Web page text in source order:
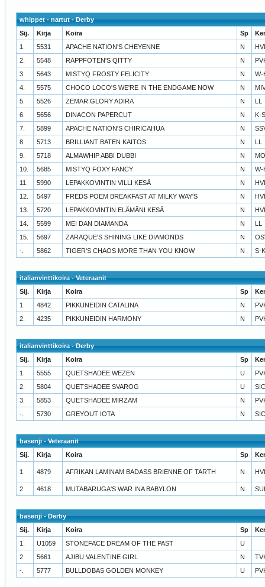
whippet - nartut - Derby
Sij.
Kirja Koira Sp
1.
5531 APACHE NATION'S CHEYENNE N
2.
5548 RAPPFOTEN'S QITTY N
3.
5643 MISTYQ FROSTY FELICITY N
W-
4.
5575 CHOCO LOCO'S WE'RE IN THE ENDGAME NOW N
5.
5526 ZEMAR GLORY ADIRA N
LL
6.
5656 DINACON PAPERCUT N
K-
7.
5899 APACHE NATION'S CHIRICAHUA N
8.
5713 BRILLIANT BATEN KAITOS N
LL
9.
5718 ALMAWHIP ABBI DUBBI N
10.
5685 MISTYQ FOXY FANCY N
W-
11.
5990 LEPAKKOVINTIN VILLI KESÄ N
12.
5497 FREDS POEM BREAKFAST AT MILKY WAY'S N
13.
5720 LEPAKKOVINTIN ELÄMÄNI KESÄ N
14.
5599 MEI DAN DIAMANDA N
LL
15.
5697 ZARAQUE'S SHINING LIKE DIAMONDS N
-.
5862 TIGER'S CHAOS MORE THAN YOU KNOW N S-
italianvinttikoira - Veteraanit
Sij.
Kirja Koira Sp
1.
4842 PIKKUNEIDIN CATALINA N
2.
4235 PIKKUNEIDIN HARMONY N
italianvinttikoira - Derby
Sij.
Kirja Koira Sp
1.
5555 QUETSHADEE WEZEN U
2.
5804 QUETSHADEE SVAROG U
SIC
3.
5853 QUETSHADEE MIRZAM N
-.
5730 GREYOUT IOTA N SIC
basenji - Veteraanit
Sij.
Kirja Koira Sp
1. 4879 AFRIKAN LAMINAM BADASS BRIENNE OF TARTH N
2. 4618 MUTABARUGA'S WAR INA BABYLON N
basenji - Derby
Sij.
Kirja Koira Sp
1.
U1059 STONEFACE DREAM OF THE PAST
U
2.
5661 AJIBU VALENTINE GIRL N
-.
5777 BULLDOBAS GOLDEN MONKEY U